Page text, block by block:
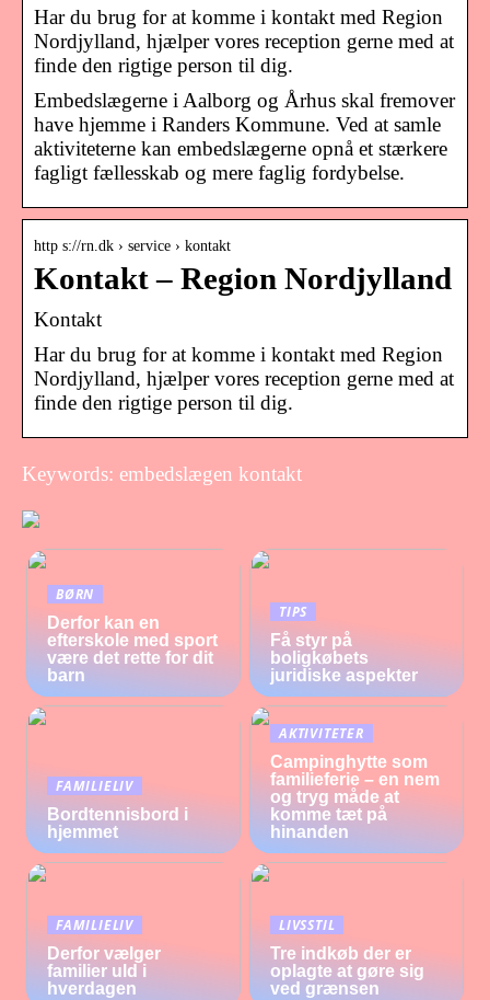
Har du brug for at komme i kontakt med Region
Nordjylland, hjælper vores reception gerne med at
finde den rigtige person til dig.
Embedslægerne i Aalborg og Århus skal fremover
have hjemme i Randers Kommune. Ved at samle
aktiviteterne kan embedslægerne opnå et stærkere
fagligt fællesskab og mere faglig fordybelse.
http s://rn.dk › service › kontakt
Kontakt – Region Nordjylland
Kontakt
Har du brug for at komme i kontakt med Region
Nordjylland, hjælper vores reception gerne med at
finde den rigtige person til dig.
Keywords: embedslægen kontakt
BØRN
Derfor kan en
efterskole med sport
være det rette for dit
barn
TIPS
Få styr på
boligkøbets
juridiske aspekter
FAMILIELIV
Bordtennisbord i
hjemmet
AKTIVITETER
Campinghytte som
familieferie – en nem
og tryg måde at
komme tæt på
hinanden
FAMILIELIV
Derfor vælger
familier uld i
hverdagen
LIVSSTIL
Tre indkøb der er
oplagte at gøre sig
ved grænsen